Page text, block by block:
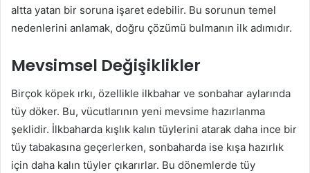
altta yatan bir soruna işaret edebilir. Bu sorunun temel
nedenlerini anlamak, doğru çözümü bulmanın ilk adımıdır.
Mevsimsel Değişiklikler
Birçok köpek ırkı, özellikle ilkbahar ve sonbahar aylarında
tüy döker. Bu, vücutlarının yeni mevsime hazırlanma
şeklidir. İlkbaharda kışlık kalın tüylerini atarak daha ince bir
tüy tabakasına geçerlerken, sonbaharda ise kışa hazırlık
için daha kalın tüyler çıkarırlar. Bu dönemlerde tüy